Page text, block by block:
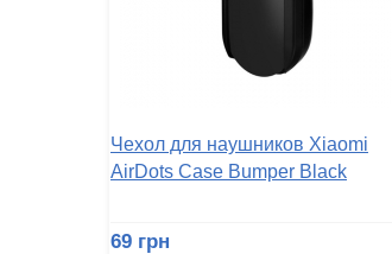
Чехол для наушников Xiaomi
AirDots Case Bumper Black
69 грн